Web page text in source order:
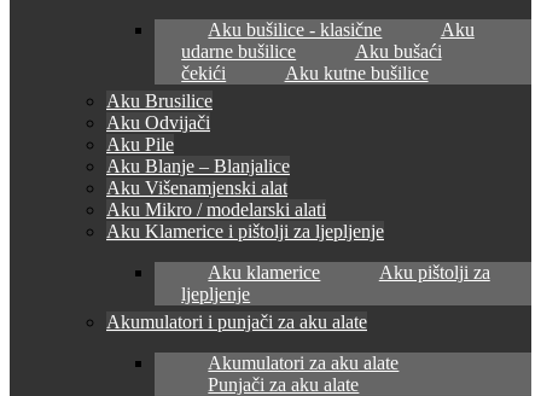
Aku bušilice - klasične
Aku
udarne bušilice
Aku bušaći
čekići
Aku kutne bušilice
Aku Brusilice
Aku Odvijači
Aku Pile
Aku Blanje – Blanjalice
Aku Višenamjenski alat
Aku Mikro / modelarski alati
Aku Klamerice i pištolji za ljepljenje
Aku klamerice
Aku pištolji za
ljepljenje
Akumulatori i punjači za aku alate
Akumulatori za aku alate
Punjači za aku alate